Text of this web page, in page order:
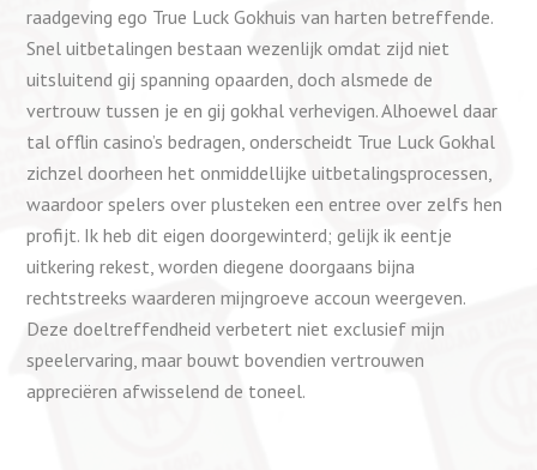
raadgeving ego True Luck Gokhuis van harten betreffende.
Snel uitbetalingen bestaan wezenlijk omdat zijd niet
uitsluitend gij spanning opaarden, doch alsmede de
vertrouw tussen je en gij gokhal verhevigen. Alhoewel daar
tal offlin casino’s bedragen, onderscheidt True Luck Gokhal
zichzel doorheen het onmiddellijke uitbetalingsprocessen,
waardoor spelers over plusteken een entree over zelfs hen
profijt. Ik heb dit eigen doorgewinterd; gelijk ik eentje
uitkering rekest, worden diegene doorgaans bijna
rechtstreeks waarderen mijngroeve accoun weergeven.
Deze doeltreffendheid verbetert niet exclusief mijn
speelervaring, maar bouwt bovendien vertrouwen
appreciëren afwisselend de toneel.